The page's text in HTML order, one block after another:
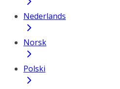
Nederlands
Norsk
Polski